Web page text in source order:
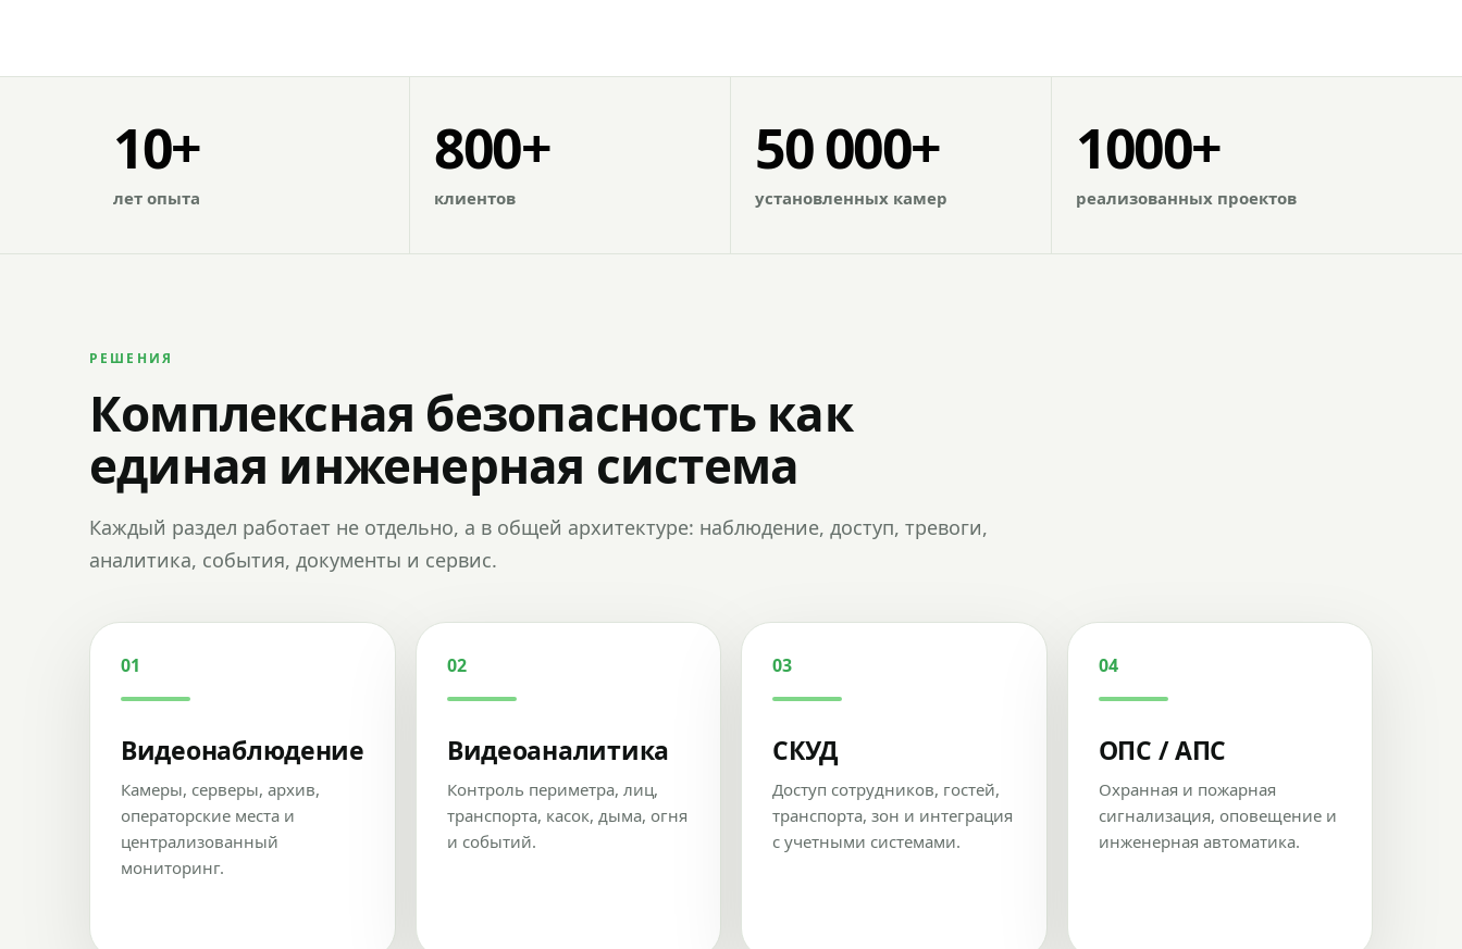
10+
лет опыта
800+
клиентов
50 000+
установленных камер
1000+
реализованных проектов
РЕШЕНИЯ
Комплексная безопасность как
единая инженерная система
Каждый раздел работает не отдельно, а в общей архитектуре: наблюдение, доступ, тревоги,
аналитика, события, документы и сервис.
01
Видеонаблюдение
Камеры, серверы, архив,
операторские места и
централизованный
мониторинг.
02
Видеоаналитика
Контроль периметра, лиц,
транспорта, касок, дыма, огня
и событий.
03
СКУД
Доступ сотрудников, гостей,
транспорта, зон и интеграция
с учетными системами.
04
ОПС / АПС
Охранная и пожарная
сигнализация, оповещение и
инженерная автоматика.